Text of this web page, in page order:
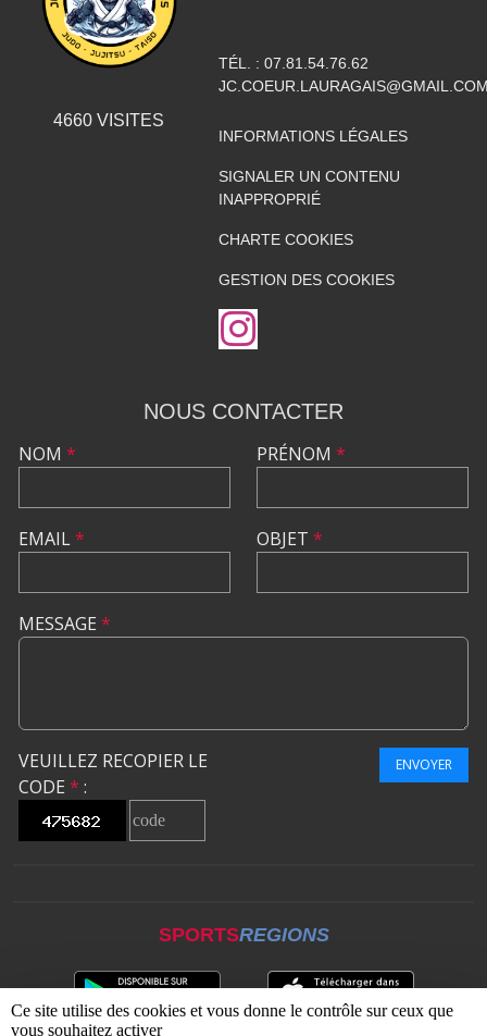
4660 VISITES
TÉL. : 07.81.54.76.62
INFORMATIONS LÉGALES
SIGNALER UN CONTENU
INAPPROPRIÉ
CHARTE COOKIES
GESTION DES COOKIES
NOUS CONTACTER
NOM *
EMAIL*
PRÉNOM *
OBJET *
MESSAGE *
VEUILLEZ RECOPIER LE
CODE * :
ENVOYER
SPORTSREGIONS
Ce site utilise des cookies et vous donne le contrôle sur ceux que
vous souhaitez activer